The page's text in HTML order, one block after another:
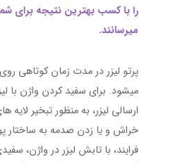
را با کسب بهترین نتیجه برای
میرسانند.
پرتو لیزر در مدت زمان کوتاهی روی
میشود. برای سفید کردن واژن با
ارسالی لیزر، به منظور تبخیر
خراش و یا زدن صدمه به ساختار
فرایند، با تابش لیزر در واژن،